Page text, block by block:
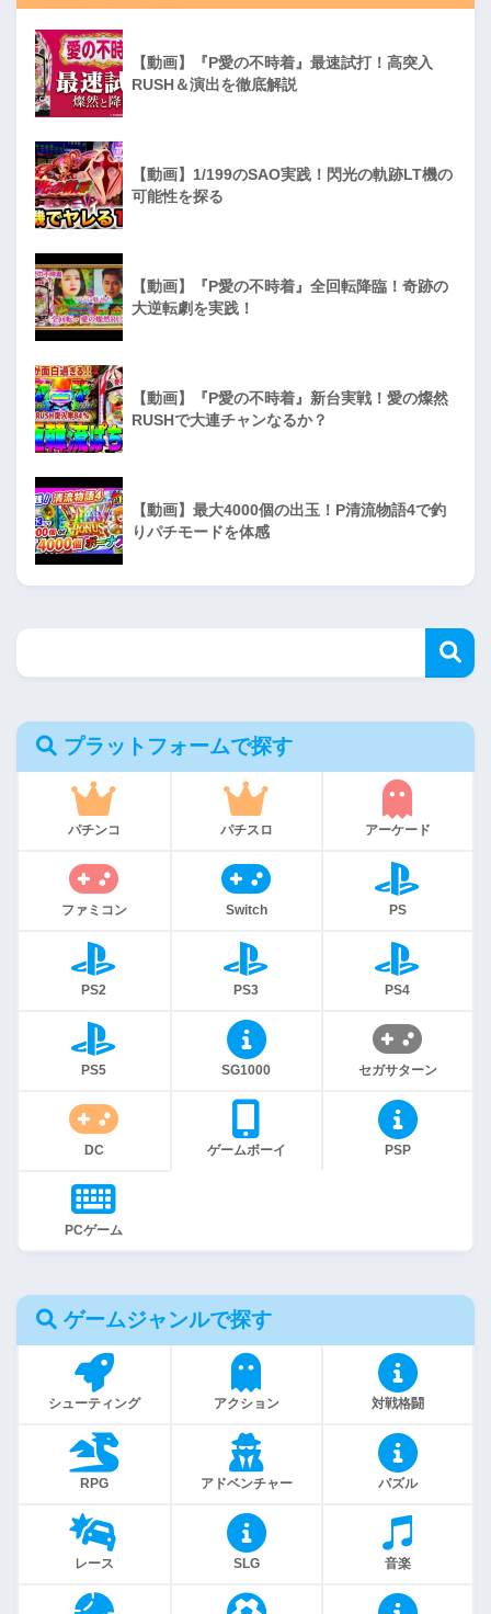
【動画】『P愛の不時着』最速試打！高突入
RUSH＆演出を徹底解説
【動画】1/199のSAO実践！閃光の軌跡LT機の
可能性を探る
【動画】『P愛の不時着』全回転降臨！奇跡の
大逆転劇を実践！
【動画】『P愛の不時着』新台実戦！愛の燦然
RUSHで大連チャンなるか？
【動画】最大4000個の出玉！P清流物語4で釣
りパチモードを体感
プラットフォームで探す
パチンコ パチスロ アーケード
ファミコン Switch PS
PS2 PS3 PS4
PS5 SG1000 セガサターン
DC ゲームボーイ PSP
PCゲーム
ゲームジャンルで探す
シューティング アクション 対戦格闘
RPG アドベンチャー パズル
レース SLG 音楽